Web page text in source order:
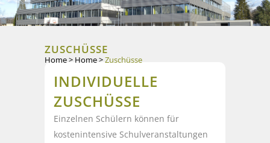
ZUSCHÜSSE
Home> Home>Zuschüsse
INDIVIDUELLE
ZUSCHÜSSE
Einzelnen Schülern können für
kostenintensive Schulveranstaltungen